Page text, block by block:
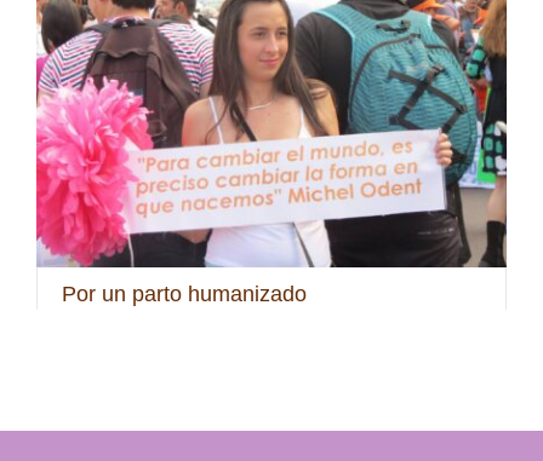
Por un parto humanizado